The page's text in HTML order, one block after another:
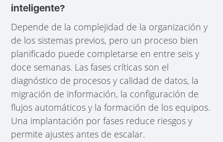
inteligente?
Depende de la complejidad de la organización y
de los sistemas previos, pero un proceso bien
planificado puede completarse en entre seis y
doce semanas. Las fases críticas son el
diagnóstico de procesos y calidad de datos, la
migración de información, la configuración de
flujos automáticos y la formación de los equipos.
Una implantación por fases reduce riesgos y
permite ajustes antes de escalar.